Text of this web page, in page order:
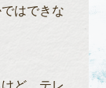
はできな
ど、テレ